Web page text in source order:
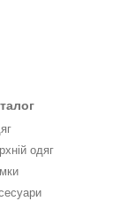
форм;
прошви, сітки чи
декор у вигляді
елемента
одяг